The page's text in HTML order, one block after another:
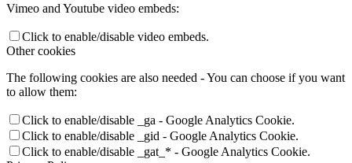
Vimeo and Youtube video embeds:
Click to enable/disable video embeds.
Other cookies
The following cookies are also needed - You can choose if you want
to allow them:
Click to enable/disable _ga - Google Analytics Cookie.
Click to enable/disable _gid - Google Analytics Cookie.
Click to enable/disable _gat_* - Google Analytics Cookie.